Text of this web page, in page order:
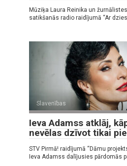
Mūziķa Laura Reinika un
satikšanās radio raidījumā “Ar
Slavenības
Ieva Adamss atklāj,
nevēlas dzīvot tikai
STV Pirmā! raidījumā “Dāmu
Ieva Adamss dalījusies pārdomās